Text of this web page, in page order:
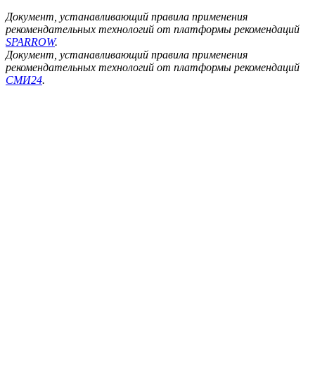
Документ, устанавливающий правила применения
рекомендательных технологий от платформы рекомендаций
SPARROW.
Документ, устанавливающий правила применения
рекомендательных технологий от платформы рекомендаций
СМИ24.